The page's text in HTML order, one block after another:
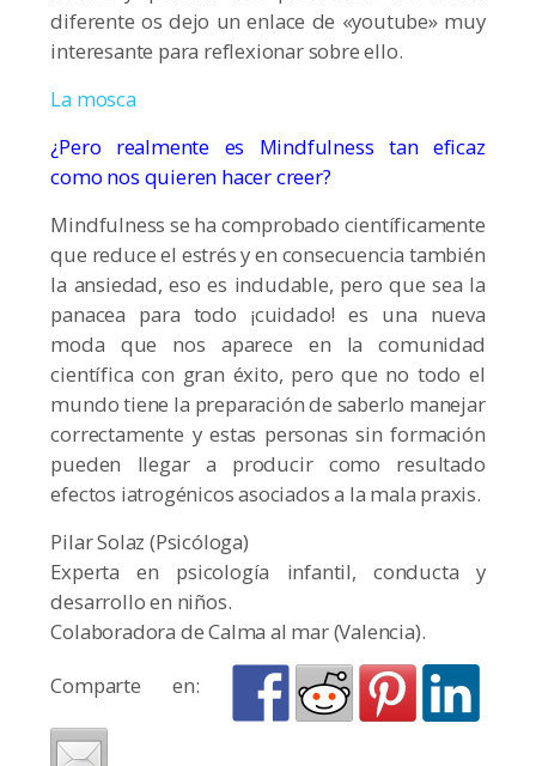
diferente os dejo un enlace de «youtube» muy
interesante para reflexionar sobre ello.
La mosca
¿Pero realmente es Mindfulness tan eficaz
como nos quieren hacer creer?
Mindfulness se ha comprobado científicamente
que reduce el estrés y en consecuencia también
la ansiedad, eso es indudable, pero que sea la
panacea para todo ¡cuidado! es una nueva
moda que nos aparece en la comunidad
científica con gran éxito, pero que no todo el
mundo tiene la preparación de saberlo manejar
correctamente y estas personas sin formación
pueden llegar a producir como resultado
efectos iatrogénicos asociados a la mala praxis.
Pilar Solaz (Psicóloga)
Experta en psicología infantil, conducta y
desarrollo en niños.
Colaboradora de Calma al mar (Valencia).
Comparte en: